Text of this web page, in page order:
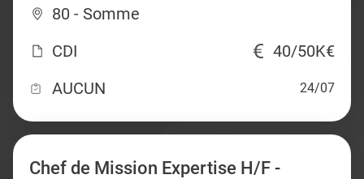
80 - Somme
CDI
40/50K€
AUCUN
24/07
Chef de Mission Expertise H/F -